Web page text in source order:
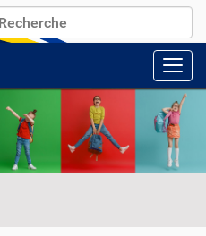
par
avancée…